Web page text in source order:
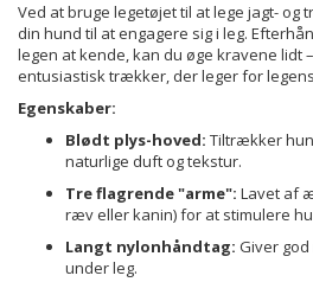
Ved at bruge legetøjet til at lege jagt-
din hund til at engagere sig i leg.
legen at kende, kan du øge kravene lidt
entusiastisk trækker, der leger for
Egenskaber:
Blødt plys-hoved: Tiltrækker
naturlige duft og tekstur.
Tre flagrende "arme": Lavet af
ræv eller kanin) for at stimulere
Langt nylonhåndtag: Giver
under leg.